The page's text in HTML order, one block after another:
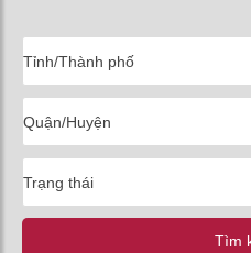
Tìm